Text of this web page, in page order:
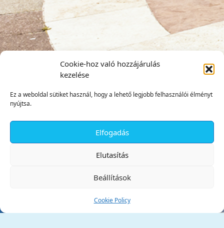
Cookie-hoz való hozzájárulás
kezelése
Ez a weboldal sütiket használ, hogy a lehető legjobb felhasználói élményt
nyújtsa.
Elfogadás
Elutasítás
Beállítások
Cookie Policy
Tata Város Önkormányzata
✕